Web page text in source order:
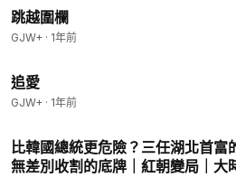
跳越圍欄
GJW+ · 1年前
追愛
GJW+ · 1年前
比韓國總統更危險？三任湖北首富
無差別收割的底牌｜紅朝變局｜大